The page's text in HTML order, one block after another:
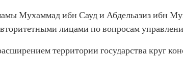
Мухаммад ибн Сауд и Абдельазиз ибн
лицами по вопросам
территории государства круг